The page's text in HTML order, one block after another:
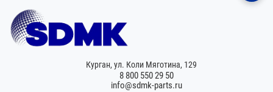
Курган, ул. Коли Мяготина, 129
8 800 550 29 50
info@sdmk-parts.ru